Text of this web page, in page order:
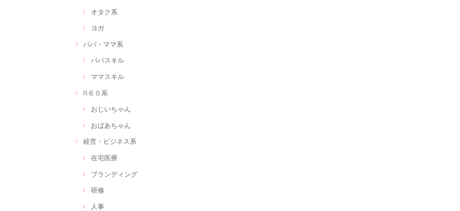
オタク系
ヨガ
パパ・ママ系
パパスキル
ママスキル
R６０系
おじいちゃん
おばあちゃん
経営・ビジネス系
在宅医療
ブランディング
研修
人事